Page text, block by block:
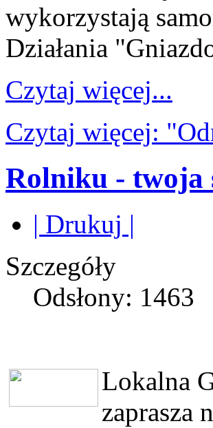
wykorzystają
Działania
Czytaj więcej...
Czytaj więcej:
Rolniku - twoja
| Drukuj |
Szczegóły
Odsłony: 1463
Lokalna
zaprasza